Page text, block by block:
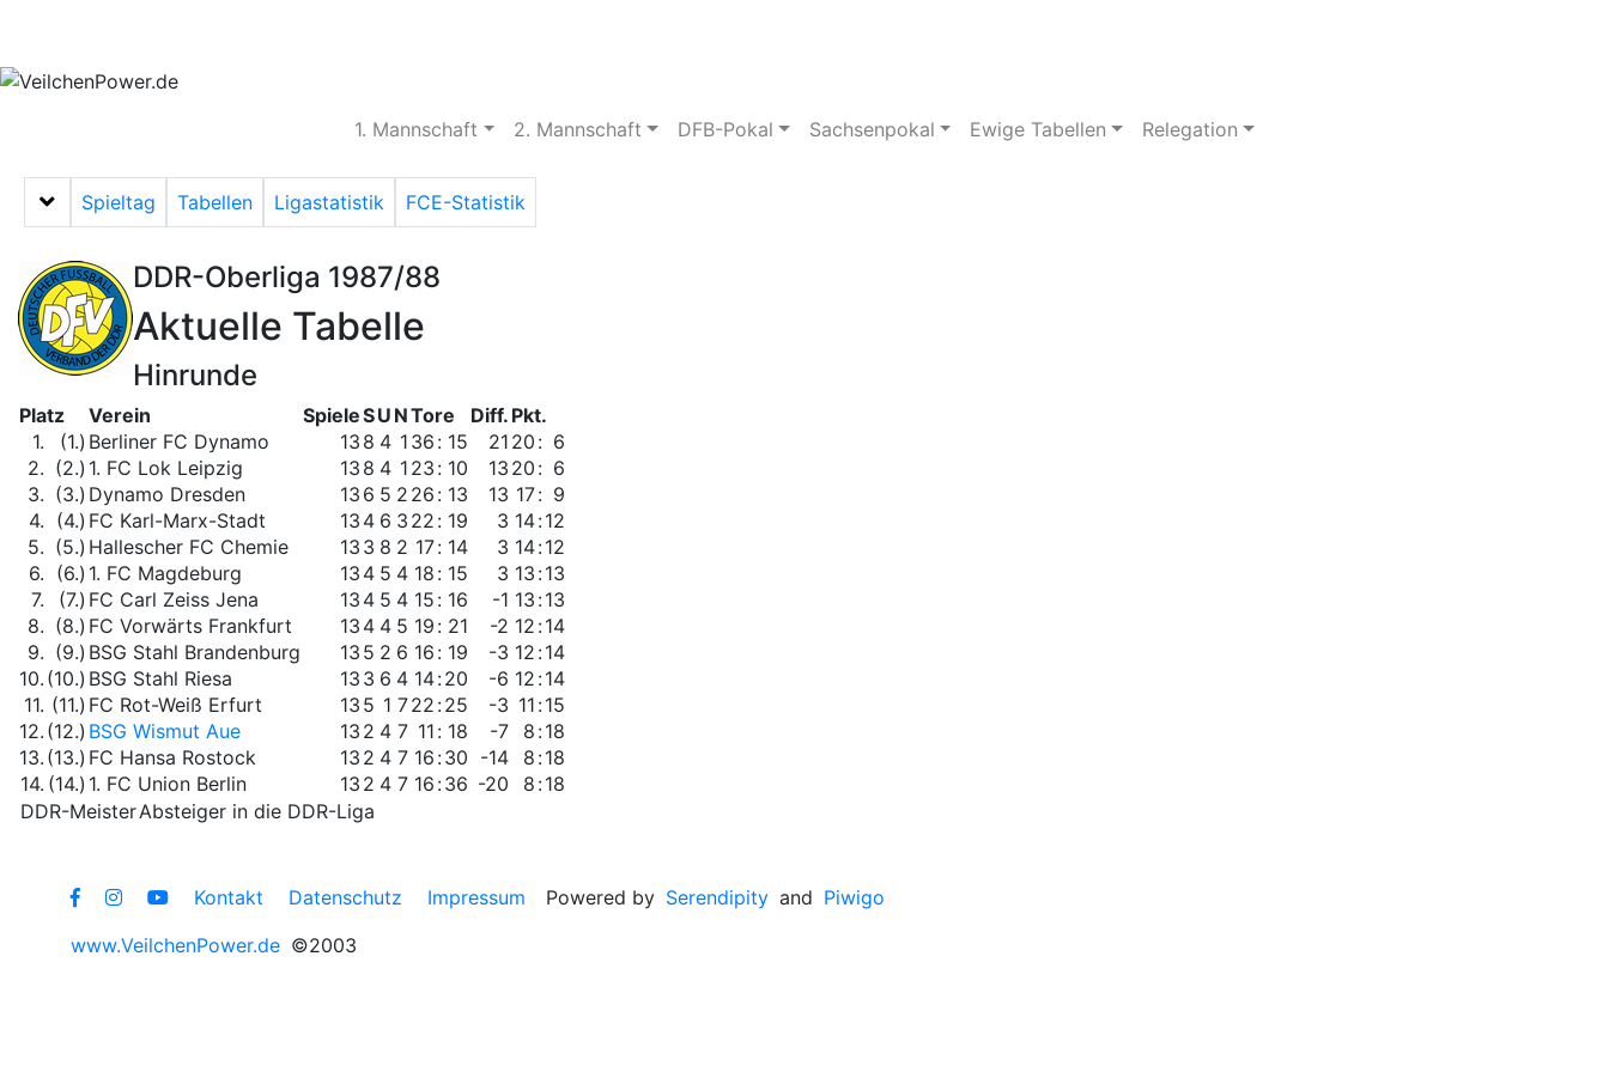
1. Mannschaft 2. Mannschaft DFB-Pokal Sachsenpokal Ewige Tabellen Relegation
Menü auf-/zuklappen
Spieltag Tabellen Ligastatistik FCE-Statistik
DDR-Oberliga 1987/88
Aktuelle Tabelle
Hinrunde
Platz Verein SpieleSU NTore Diff. Pkt.
1.
(1.) Berliner FC Dynamo 13 8 4 1 36 : 15 21 20 : 6
2. (2.) 1. FC Lok Leipzig 13 8 4 1 23 : 10 13 20 : 6
3. (3.) Dynamo Dresden 13 6 5 2 26 : 13 13 17: 9
4. (4.) FC Karl-Marx-Stadt 13 4 6 3 22 : 19 3 14:12
5. (5.) Hallescher FC Chemie 13 3 8 2 17: 14 3 14:12
6. (6.) 1. FC Magdeburg 13 4 5 4 18 : 15 3 13 :13
7.
(7.) FC Carl Zeiss Jena 13 4 5 4 15 : 16 -1 13 :13
8. (8.) FC Vorwärts Frankfurt 13 4 4 5 19 : 21 -2 12 :14
9. (9.) BSG Stahl Brandenburg 13 5 2 6 16 : 19 -3 12 :14
10. (10.) BSG Stahl Riesa 13 3 6 4 14:20 -6 12 :14
11. (11.) FC Rot-Weiß Erfurt 13 5 1 722 :25 -3 11 :15
12. (12.) BSG Wismut Aue 13 2 4 7 11 : 18 -7 8 :18
13. (13.) FC Hansa Rostock 13 2 4 7 16 :30 -14 8 :18
14. (14.) 1. FC Union Berlin 13 2 4 7 16 :36 -20 8 :18
DDR-MeisterAbsteiger in die DDR-Liga
Kontakt Datenschutz Impressum Powered by Serendipity and Piwigo
www.VeilchenPower.de ©2003